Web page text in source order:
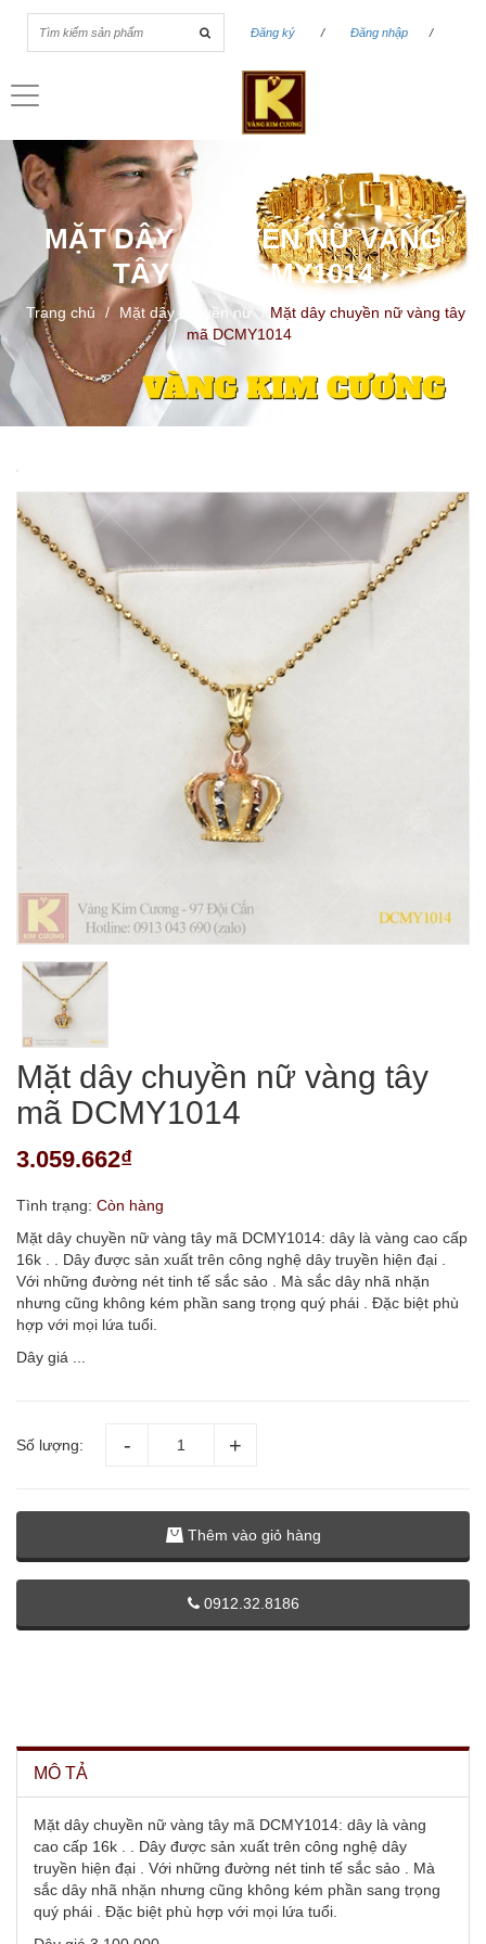
Đăng ký / Đăng nhập /
Toggle
MẶT DÂY CHUYỀN NỮ VÀNG
TÂY MÃ DCMY1014
Trang chủ / Mặt dây chuyền nữ
Mặt dây chuyền nữ vàng tây
mã DCMY1014
Mặt dây chuyền nữ vàng tây
mã DCMY1014
3.059.662₫
Tình trạng: Còn hàng
Mặt dây chuyền nữ vàng tây mã DCMY1014: dây là vàng cao cấp
16k . . Dây được sản xuất trên công nghệ dây truyền hiện đại .
Với những đường nét tinh tế sắc sảo . Mà sắc dây nhã nhặn
nhưng cũng không kém phần sang trọng quý phái . Đặc biệt phù
hợp với mọi lứa tuổi.
Dây giá ...
Số lượng:
Thêm vào giỏ hàng
0912.32.8186
MÔ TẢ
Mặt dây chuyền nữ vàng tây mã DCMY1014: dây là vàng
cao cấp 16k . . Dây được sản xuất trên công nghệ dây
truyền hiện đại . Với những đường nét tinh tế sắc sảo . Mà
sắc dây nhã nhặn nhưng cũng không kém phần sang trọng
quý phái . Đặc biệt phù hợp với mọi lứa tuổi.